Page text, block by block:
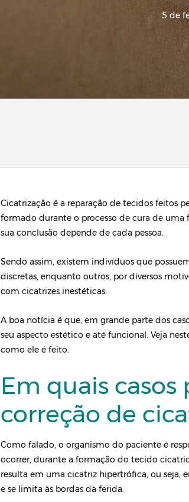
5 de
Cicatrização é a reparação de tecidos feitos
formado durante o processo de cura de uma
sua conclusão depende de cada pessoa.
Sendo assim, existem indivíduos que
discretas, enquanto outros, por diversos
com cicatrizes inestéticas.
A boa notícia é que, em grande parte dos
seu aspecto estético e até funcional. Veja
como ele é feito.
Em quais casos
correção de
Como falado, o organismo do paciente é
ocorrer, durante a formação do tecido
resulta em uma cicatriz hipertrófica, ou seja,
e se limita às bordas da ferida.